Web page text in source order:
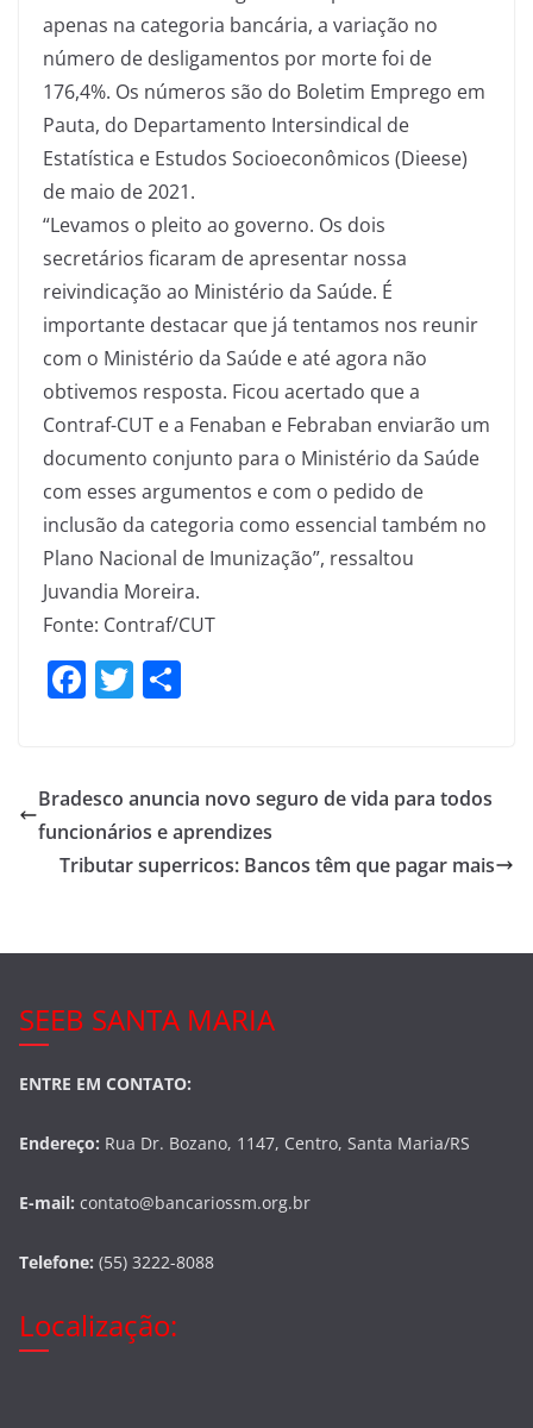
apenas na categoria bancária, a variação no
número de desligamentos por morte foi de
176,4%. Os números são do Boletim Emprego em
Pauta, do Departamento Intersindical de
Estatística e Estudos Socioeconômicos (Dieese)
de maio de 2021.
“Levamos o pleito ao governo. Os dois
secretários ficaram de apresentar nossa
reivindicação ao Ministério da Saúde. É
importante destacar que já tentamos nos reunir
com o Ministério da Saúde e até agora não
obtivemos resposta. Ficou acertado que a
Contraf-CUT e a Fenaban e Febraban enviarão um
documento conjunto para o Ministério da Saúde
com esses argumentos e com o pedido de
inclusão da categoria como essencial também no
Plano Nacional de Imunização”, ressaltou
Juvandia Moreira.
Fonte: Contraf/CUT
F
e
b
o
k
T
er e
Bradesco anuncia novo seguro de vida para todos
funcionários e aprendizes
Tributar superricos: Bancos têm que pagar mais
SEEB SANTA MARIA
ENTRE EM CONTATO:
Endereço: Rua Dr. Bozano, 1147, Centro, Santa Maria/RS
E-mail: contato@bancariossm.org.br
Telefone: (55) 3222-8088
Localização: